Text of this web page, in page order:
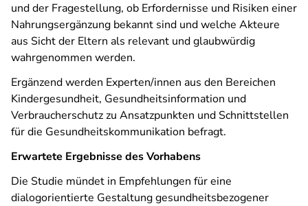
und der Fragestellung, ob Erfordernisse und Risiken einer
Nahrungsergänzung bekannt sind und welche Akteure
aus Sicht der Eltern als relevant und glaubwürdig
wahrgenommen werden.
Ergänzend werden Experten/innen aus den Bereichen
Kindergesundheit, Gesundheitsinformation und
Verbraucherschutz zu Ansatzpunkten und Schnittstellen
für die Gesundheitskommunikation befragt.
Erwartete Ergebnisse des Vorhabens
Die Studie mündet in Empfehlungen für eine
dialogorientierte Gestaltung gesundheitsbezogener